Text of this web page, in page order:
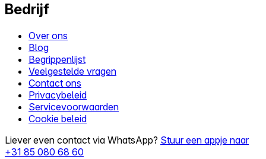
Bedrijf
Over ons
Blog
Begrippenlijst
Veelgestelde vragen
Contact ons
Privacybeleid
Servicevoorwaarden
Cookie beleid
Liever even contact via WhatsApp? Stuur een appje naar
+31 85 080 68 60